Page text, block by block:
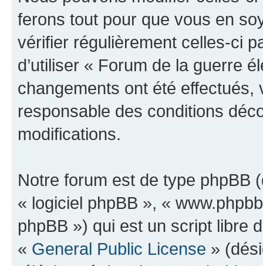
ferons tout pour que vous en
vérifier régulièrement celles-ci
d’utiliser « Forum de la guerre
changements ont été effectués,
responsable des conditions
modifications.
Notre forum est de type phpBB
« logiciel phpBB », «
phpBB ») qui est un script libre
« General Public License »